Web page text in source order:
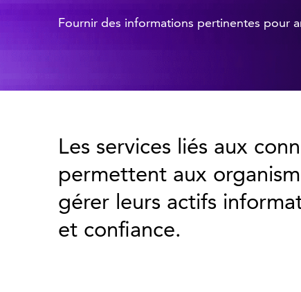
Fournir des informations pertinentes pour
Les services liés aux
permettent aux
gérer leurs actifs
et confiance.